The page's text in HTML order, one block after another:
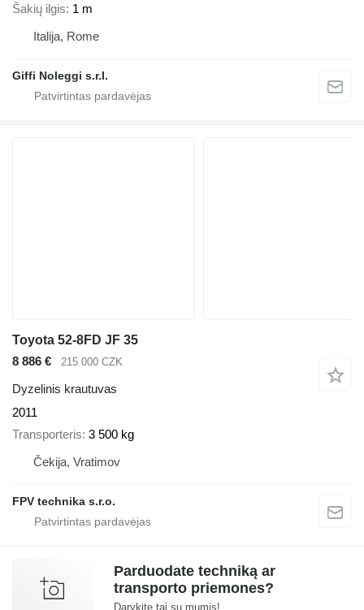
Šakių ilgis 1 m
Italija, Rome
Giffi Noleggi s.r.l.
Toyota 52-8FD JF 35
8 886 €
215 000 CZK
Dyzelinis krautuvas
2011
Transporteris 3 500 kg
Čekija, Vratimov
FPV technika s.r.o.
Parduodate techniką ar
transporto priemones?
Darykite tai su mumis!